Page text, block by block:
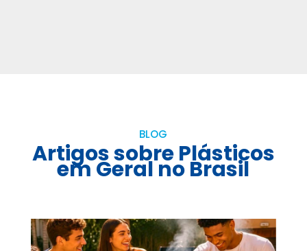
BLOG
Artigos sobre Plásticos
em Geral no Brasil